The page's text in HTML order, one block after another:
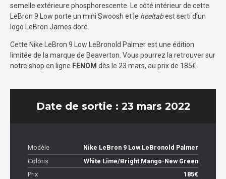
semelle extérieure phosphorescente. Le côté intérieur de cette
LeBron 9 Low porte un mini Swoosh et le heeltabest serti d’un
logo LeBron James doré.
Cette Nike LeBron 9 Low LeBronold Palmer est une édition
limitée de la marque de Beaverton. Vous pourrez la retrouver sur
notre shop en ligne FENOM dès le 23 mars, au prix de 185€.
Date de sortie : 23 mars 2022
Modèle
Nike LeBron 9 Low LeBronold Palmer
Coloris
White Lime/Bright Mango-New Green
Prix
185€